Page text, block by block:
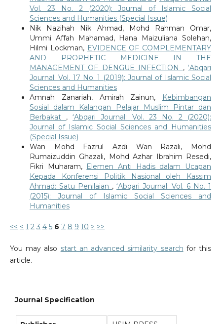
Vol. 23 No. 2 (2020): Journal of Islamic Social
Sciences and Humanities (Special Issue)
Nik Nazihah Nik Ahmad, Mohd Rahman Omar,
Ummi Affah Mahamad, Hana Maizuliana Solehan,
Hilmi Lockman, EVIDENCE OF COMPLEMENTARY
AND PROPHETIC MEDICINE IN THE
MANAGEMENT OF DENGUE INFECTION ,‘Abqari
Journal: Vol. 17 No. 1 (2019): Journal of Islamic Social
Sciences and Humanities
Amnah Zanariah, Amirah Zainun,
Kebimbangan
Sosial dalam Kalangan Pelajar Muslim Pintar dan
Berbakat ,‘Abqari Journal: Vol. 23 No. 2 (2020):
Journal of Islamic Social Sciences and Humanities
(Special Issue)
Wan Mohd Fazrul Azdi Wan Razali, Mohd
Rumaizuddin Ghazali, Mohd Azhar Ibrahim Resedi,
Fikri Muharam, Elemen Anti Hadis dalam Ucapan
Kepada Konferensi Politik Nasional oleh Kassim
Ahmad: Satu Penilaian ,‘Abqari Journal: Vol. 6 No. 1
(2015): Journal of Islamic Social Sciences and
Humanities
<< < 1 2 3 4 5 6 7 8 9 10 > >>
You may also start an advanced similarity search for this
article.
Journal Specification